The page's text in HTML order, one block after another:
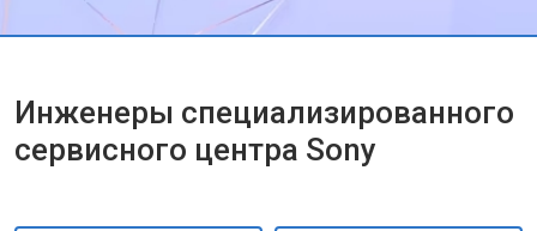
Инженеры специализированного
сервисного центра Sony